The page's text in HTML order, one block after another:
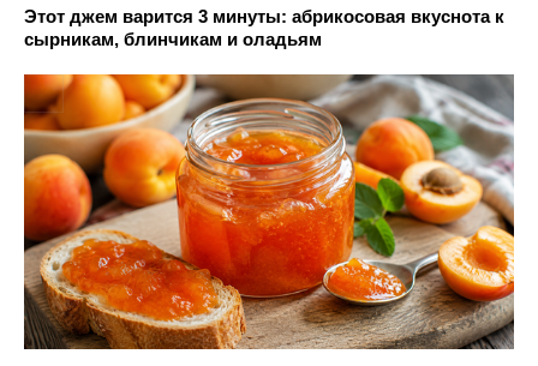
Этот джем варится 3 минуты: абрикосовая вкуснота к
сырникам, блинчикам и оладьям